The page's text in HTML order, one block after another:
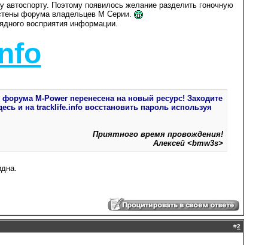
Поэтому появилось желание разделить гоночную
форума владельцев М Серии.
восприятия информации.
M-Power перенесена на новый ресурс! Заходите
и на tracklife.info восстановить пароль используя
Приятного время провождения!
Алексей <bmw3s>
#2